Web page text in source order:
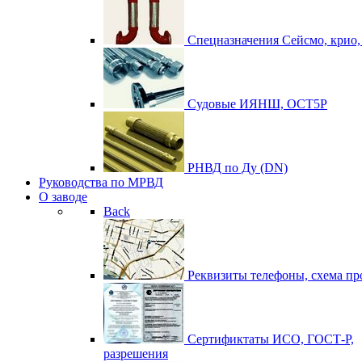
Спецназначения Сейсмо,
Судовые ИЯНШ, ОСТ5Р
РНВД по Ду (DN)
Руководства по МРВД
О заводе
Back
Реквизиты телефоны, схема
Сертификтаты ИСО, ГОСТ-Р,
разрешения